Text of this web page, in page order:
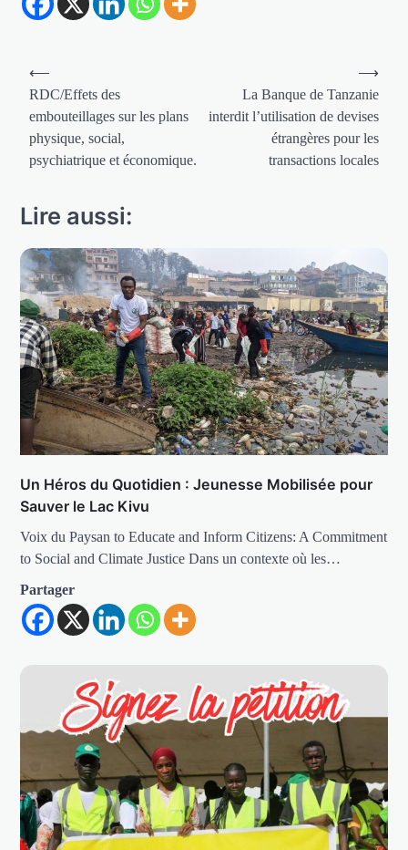
Navigation
de
l’article
⟵
RDC/Effets des
embouteillages sur les plans
physique, social,
psychiatrique et économique.
La Banque de Tanzanie
interdit l’utilisation de devises
étrangères pour les
transactions locales
⟶
Lire aussi:
Un Héros du Quotidien : Jeunesse Mobilisée pour
Sauver le Lac Kivu
Voix du Paysan to Educate and Inform Citizens: A Commitment
to Social and Climate Justice Dans un contexte où les…
Partager